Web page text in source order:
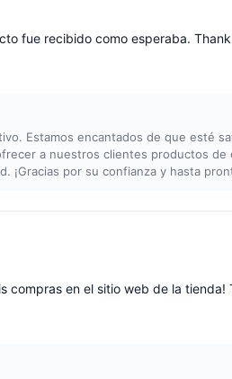
fue recibido como esperaba.
Estamos encantados de que esté
a nuestros clientes productos de
¡Gracias por su confianza y hasta
compras en el sitio web de la tienda!